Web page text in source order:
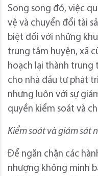
Song song đó, việc
vệ và chuyển đổi tài
biệt đối với những
trung tâm huyện, xã
hoạch lại thành trung
cho nhà đầu tư phát
nhưng luôn với sự
quyền kiểm soát và
Kiểm soát và giám sát
Để ngăn chặn các
nhượng không minh